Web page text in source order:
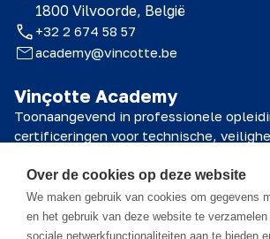
Vinçotte Academy
Toonaangevend in professionele
certificeringen voor technische,
© 2026 Vinçotte Academy
1800 Vilvoorde, België
+32 2 674 58 57
academy@vincotte.be
Over de cookies op deze website
We maken gebruik van cookies om gegevens
en het gebruik van deze website te
sociale netwerkfunctionaliteiten aan te bieden